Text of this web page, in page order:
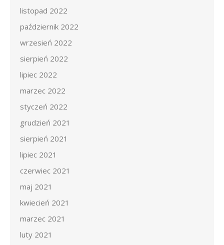
listopad 2022
październik 2022
wrzesień 2022
sierpień 2022
lipiec 2022
marzec 2022
styczeń 2022
grudzień 2021
sierpień 2021
lipiec 2021
czerwiec 2021
maj 2021
kwiecień 2021
marzec 2021
luty 2021